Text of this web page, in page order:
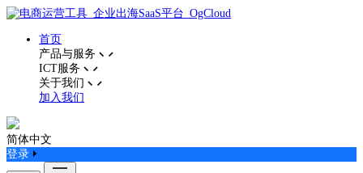
首页
产品与服务
ICT服务
关于我们
加入我们
简体中文
登录